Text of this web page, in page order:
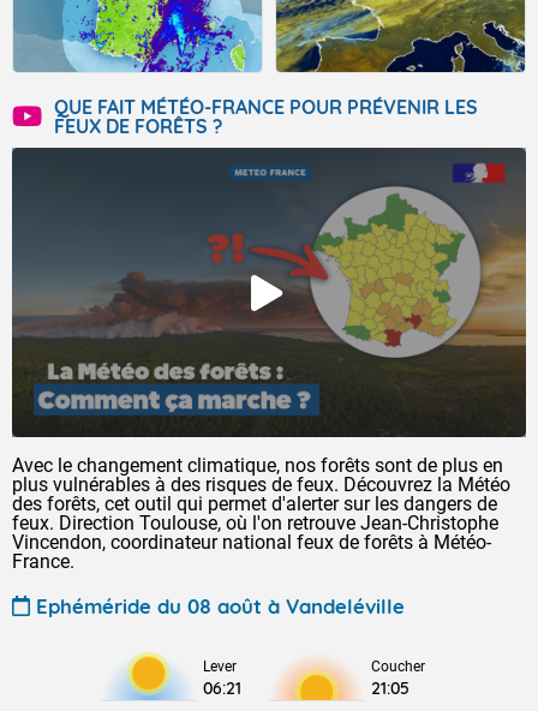
QUE FAIT MÉTÉO-FRANCE POUR PRÉVENIR LES
FEUX DE FORÊTS ?
Avec le changement climatique, nos forêts sont de plus en
plus vulnérables à des risques de feux. Découvrez la Météo
des forêts, cet outil qui permet d'alerter sur les dangers de
feux. Direction Toulouse, où l'on retrouve Jean-Christophe
Vincendon, coordinateur national feux de forêts à Météo-
France.
Ephéméride du 08 août à Vandeléville
Lever
06:21
Coucher
21:05